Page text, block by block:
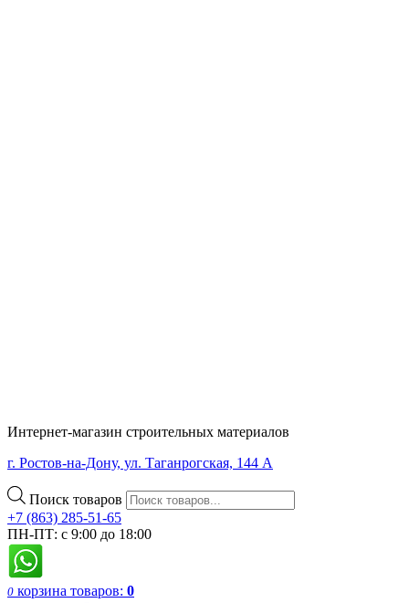
Интернет-магазин строительных материалов
г. Ростов-на-Дону, ул. Таганрогская, 144 А
Поиск товаров
+7 (863) 285-51-65
ПН-ПТ: с 9:00 до 18:00
0 корзина товаров: 0